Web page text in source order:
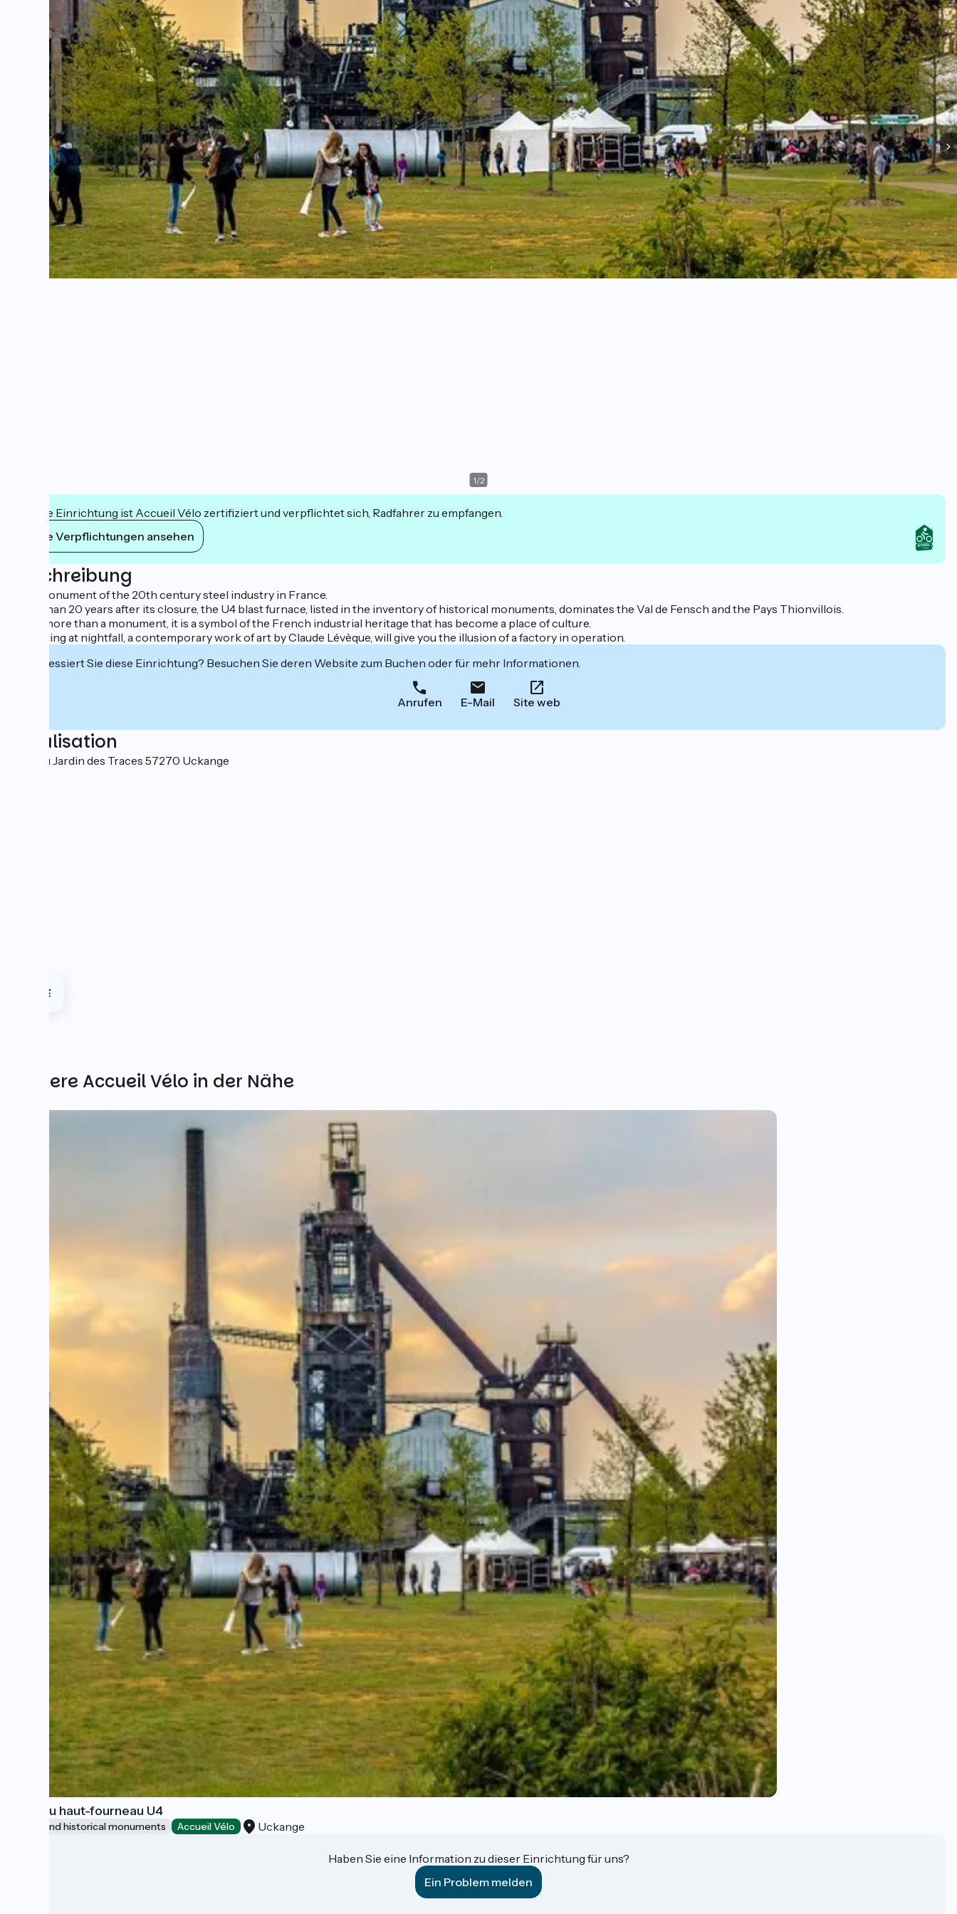
1/2
Diese Einrichtung ist Accueil Vélo zertifiziert und verpflichtet sich, Radfahrer zu empfangen.
Ihre Verpflichtungen ansehen
Beschreibung
Rare monument of the 20th century steel industry in France.
More than 20 years after its closure, the U4 blast furnace, listed in the inventory of historical monuments, dominates the Val de Fensch and the Pays Thionvillois.
Much more than a monument, it is a symbol of the French industrial heritage that has become a place of culture.
Its lighting at nightfall, a contemporary work of art by Claude Lévèque, will give you the illusion of a factory in operation.
Interessiert Sie diese Einrichtung? Besuchen Sie deren Website zum Buchen oder für mehr Informationen.
Anrufen E-Mail Site web
Localisation
1 rue du Jardin des Traces 57270 Uckange
Weitere Accueil Vélo in der Nähe
Parc du haut-fourneau U4
Sites and historical monuments Accueil Vélo Uckange
Haben Sie eine Information zu dieser Einrichtung für uns?
Ein Problem melden